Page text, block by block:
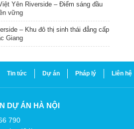
Yên Riverside – Điểm sáng đầu
vững
– Khu đô thị sinh thái đẳng cấp
Giang
Tin tức Dự án Pháp lý Liên hệ
DỰ ÁN HÀ NỘI
790